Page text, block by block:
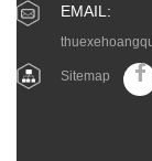
EMAIL:
Sitemap